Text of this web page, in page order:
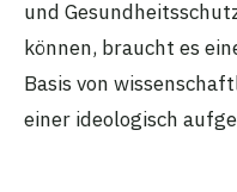
und
können, braucht es
Basis von
einer ideologisch